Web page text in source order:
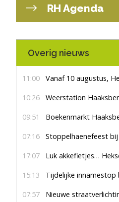
RH Agenda
Overig nieuws
11:00 Vanaf 10 augustus, Hengelosestraat
10:26 Weerstation
09:51 Boekenmarkt Haaksbergen
07:16 Stoppelhaenefeest bij
17:07 Luk akkefietjes…
15:13 Tijdelijke innamestop
07:57 Nieuwe straatverlichting